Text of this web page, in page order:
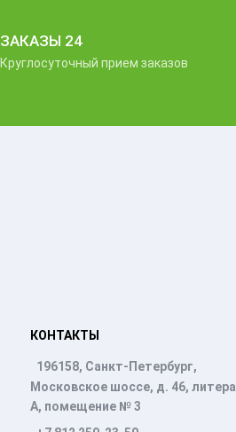
ЗАКАЗЫ 24
Круглосуточный прием заказов
КОНТАКТЫ
196158, Санкт-Петербург,
Московское шоссе, д. 46, литера
А, помещение № 3